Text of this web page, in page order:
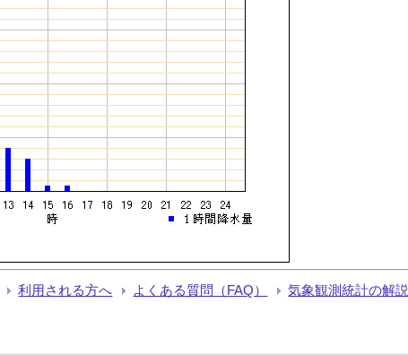
利用される方へ よくある質問（FAQ） 気象観測統計の解説